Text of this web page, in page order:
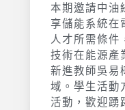
本期邀請中油
享儲能系統在
人才所需條件
技術在能源產
新進教師吳易
域。學生活動
活動，歡迎踴